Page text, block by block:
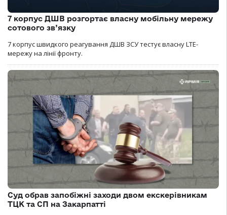
7 корпус ДШВ розгортає власну мобільну мережу
сотового зв’язку
7 корпус швидкого реагування ДШВ ЗСУ тестує власну LTE-
мережу на лінії фронту.
Суд обрав запобіжні заходи двом екскерівникам
ТЦК та СП на Закарпатті